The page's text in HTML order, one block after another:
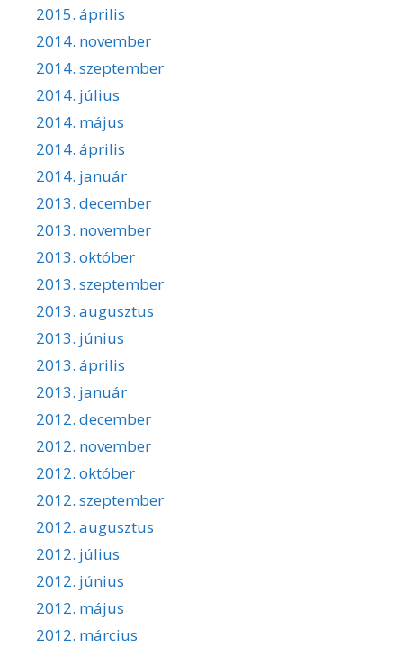
2015. április
2014. november
2014. szeptember
2014. július
2014. május
2014. április
2014. január
2013. december
2013. november
2013. október
2013. szeptember
2013. augusztus
2013. június
2013. április
2013. január
2012. december
2012. november
2012. október
2012. szeptember
2012. augusztus
2012. július
2012. június
2012. május
2012. március